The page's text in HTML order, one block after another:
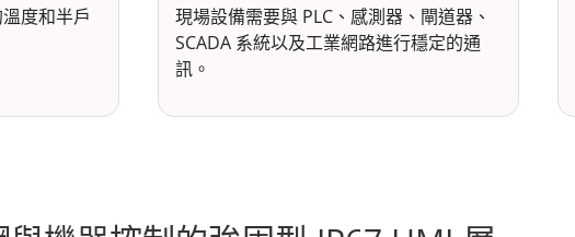
度和半戶
現場設備需要與 PLC、感測器、閘道器、
SCADA 系統以及工業網路進行穩定的通
訊。